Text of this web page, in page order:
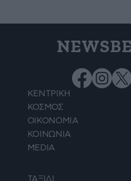
ΚΕΝΤΡΙΚΗ
ΚΟΣΜΟΣ
ΟΙΚΟΝΟΜΙΑ
ΚΟΙΝΩΝΙΑ
MEDIA
ΤΑΞΙΔΙ